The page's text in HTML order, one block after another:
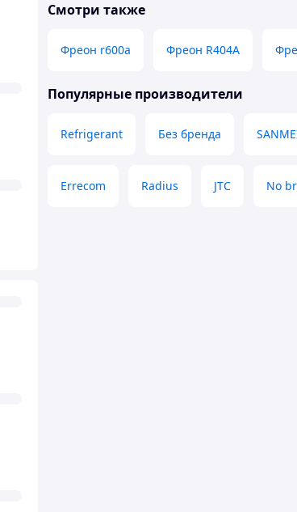
Смотри также
Фреон r600a Фреон R404A
Популярные производители
Refrigerant Без бренда
Errecom Radius JTC No